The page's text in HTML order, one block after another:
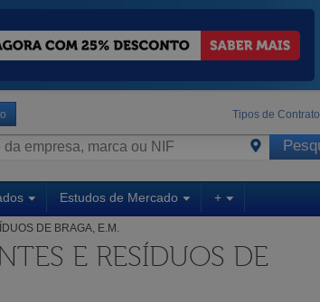
Tipos de Contrato
Estudos de Mercado +
DE BRAGA, E.M.
E RESÍDUOS DE